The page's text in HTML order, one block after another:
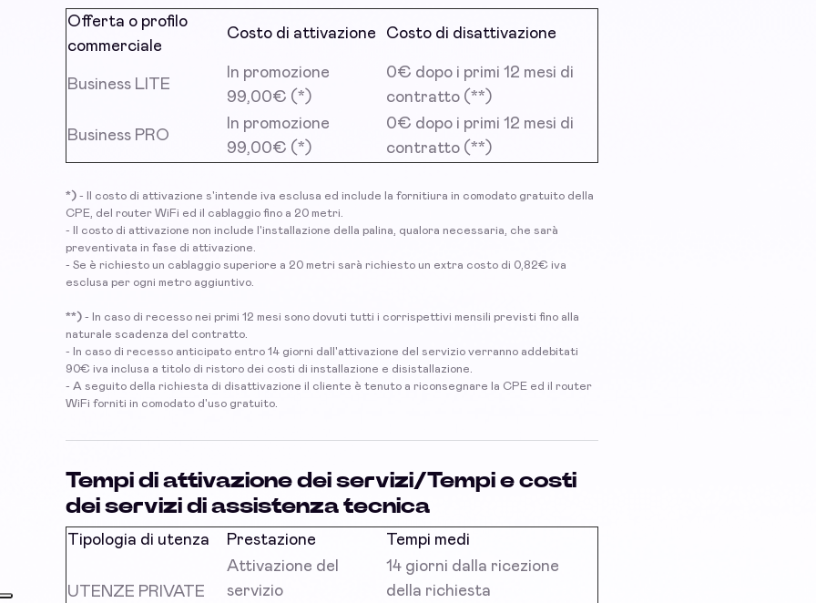
Offerta o profilo
commerciale
Costo di attivazione Costo di disattivazione
Business LITE
In promozione
99,00€ (*)
0€ dopo i primi 12 mesi di
contratto (**)
Business PRO
In promozione
99,00€ (*)
0€ dopo i primi 12 mesi di
contratto (**)
*) - Il costo di attivazione s'intende iva esclusa ed include la fornitiura in comodato gratuito della
CPE, del router WiFi ed il cablaggio fino a 20 metri.
- Il costo di attivazione non include l'installazione della palina, qualora necessaria, che sarà
preventivata in fase di attivazione.
- Se è richiesto un cablaggio superiore a 20 metri sarà richiesto un extra costo di 0,82€ iva
esclusa per ogni metro aggiuntivo.
**) - In caso di recesso nei primi 12 mesi sono dovuti tutti i corrispettivi mensili previsti fino alla
naturale scadenza del contratto.
- In caso di recesso anticipato entro 14 giorni dall'attivazione del servizio verranno addebitati
90€ iva inclusa a titolo di ristoro dei costi di installazione e disistallazione.
- A seguito della richiesta di disattivazione il cliente è tenuto a riconsegnare la CPE ed il router
WiFi forniti in comodato d'uso gratuito.
Tempi di attivazione dei servizi/Tempi e costi
dei servizi di assistenza tecnica
Tipologia di utenza Prestazione Tempi medi
UTENZE PRIVATE
Attivazione del
servizio
14 giorni dalla ricezione
della richiesta